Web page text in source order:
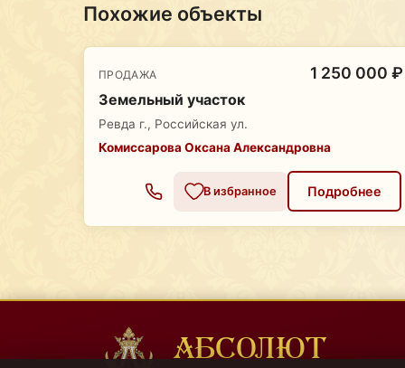
Похожие объекты
ПРОДАЖА 1 250 000 ₽
Земельный участок
Ревда г., Российская ул.
Комиссарова Оксана Александровна
В избранное Подробнее
АБСОЛЮТ